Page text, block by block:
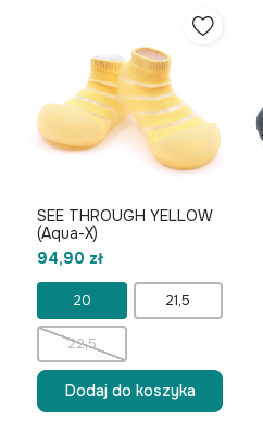
SEE THROUGH YELLOW
(Aqua-X)
94,90 zł
20 21,5
22,5
Dodaj do koszyka